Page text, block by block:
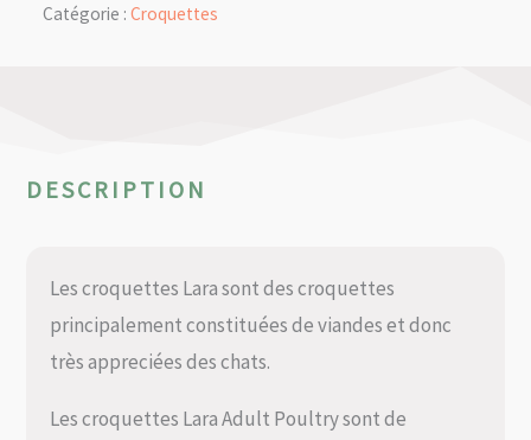
Catégorie : Croquettes
DESCRIPTION
Les croquettes Lara sont des croquettes
principalement constituées de viandes et donc
très appreciées des chats.
Les croquettes Lara Adult Poultry sont de